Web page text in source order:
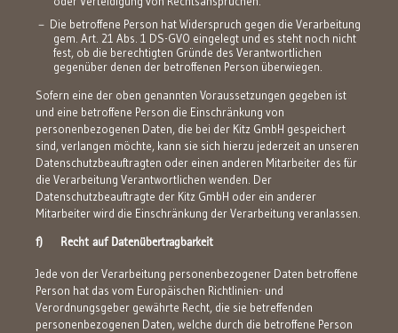
Die betroffene Person hat Widerspruch gegen die Verarbeitung
gem. Art. 21 Abs. 1 DS-GVO eingelegt und es steht noch nicht
fest, ob die berechtigten Gründe des Verantwortlichen
gegenüber denen der betroffenen Person überwiegen.
Sofern eine der oben genannten Voraussetzungen gegeben ist
und eine betroffene Person die Einschränkung von
personenbezogenen Daten, die bei der Kitz GmbH gespeichert
sind, verlangen möchte, kann sie sich hierzu jederzeit an unseren
Datenschutzbeauftragten oder einen anderen Mitarbeiter des für
die Verarbeitung Verantwortlichen wenden. Der
Datenschutzbeauftragte der Kitz GmbH oder ein anderer
Mitarbeiter wird die Einschränkung der Verarbeitung veranlassen.
f) Recht auf Datenübertragbarkeit
Jede von der Verarbeitung personenbezogener Daten betroffene
Person hat das vom Europäischen Richtlinien- und
Verordnungsgeber gewährte Recht, die sie betreffenden
personenbezogenen Daten, welche durch die betroffene Person